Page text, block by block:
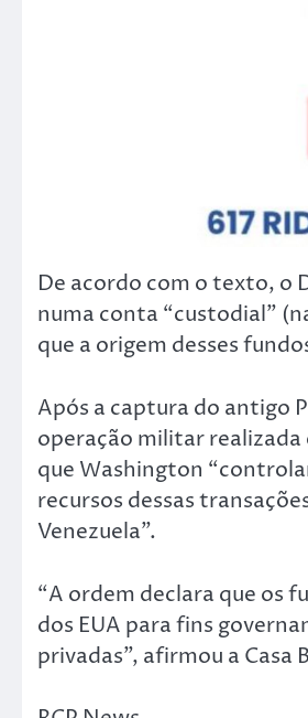
De acordo com o texto, o
numa conta “custodial”
que a origem desses
Após a captura do antigo
operação militar realizada
que Washington
recursos dessas
Venezuela”.
“A ordem declara que os
dos EUA para fins
privadas”, afirmou a Casa